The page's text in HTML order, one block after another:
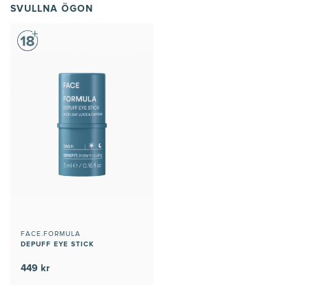
SVULLNA ÖGON
FACE.FORMULA
DEPUFF EYE STICK
449 kr